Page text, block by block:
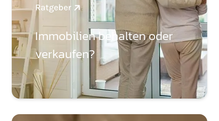
Ratgeber
Immobilien behalten oder
verkaufen?